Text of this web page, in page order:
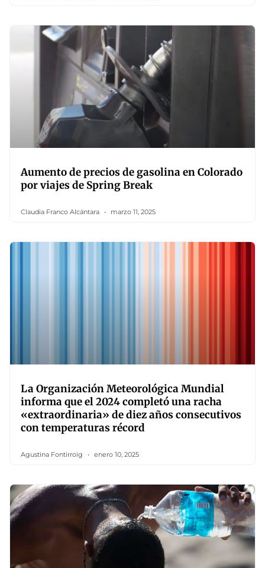
Aumento de precios de gasolina en Colorado
por viajes de Spring Break
Claudia Franco Alcántara marzo 11, 2025
La Organización Meteorológica Mundial
informa que el 2024 completó una racha
«extraordinaria» de diez años consecutivos
con temperaturas récord
Agustina Fontirroig enero 10, 2025